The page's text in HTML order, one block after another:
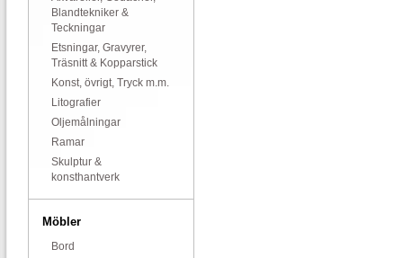
Blandtekniker &
Teckningar
Etsningar, Gravyrer,
Träsnitt & Kopparstick
Konst, övrigt, Tryck m.m.
Litografier
Oljemålningar
Ramar
Skulptur &
konsthantverk
Möbler
Bord